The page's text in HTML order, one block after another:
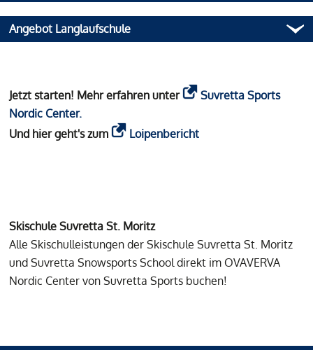
Angebot Langlaufschule
Jetzt starten! Mehr erfahren unter
Suvretta Sports
Nordic Center.
Und hier geht's zum
Loipenbericht
Skischule Suvretta St. Moritz
Alle Skischulleistungen der Skischule Suvretta St. Moritz
und Suvretta Snowsports School direkt im OVAVERVA
Nordic Center von Suvretta Sports buchen!